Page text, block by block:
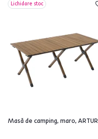
Lichidare stoc
Masă de camping, maro, ARTUR